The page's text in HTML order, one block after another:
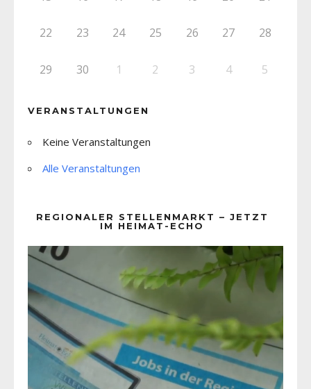
22 23 24 25 26 27 28
29 30 1 2 3 4 5
VERANSTALTUNGEN
Keine Veranstaltungen
Alle Veranstaltungen
REGIONALER STELLENMARKT – JETZT
IM HEIMAT-ECHO
Player